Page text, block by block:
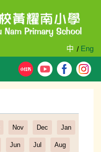
中 / Eng
Filter
Nov Dec Jan
Jun Jul Aug